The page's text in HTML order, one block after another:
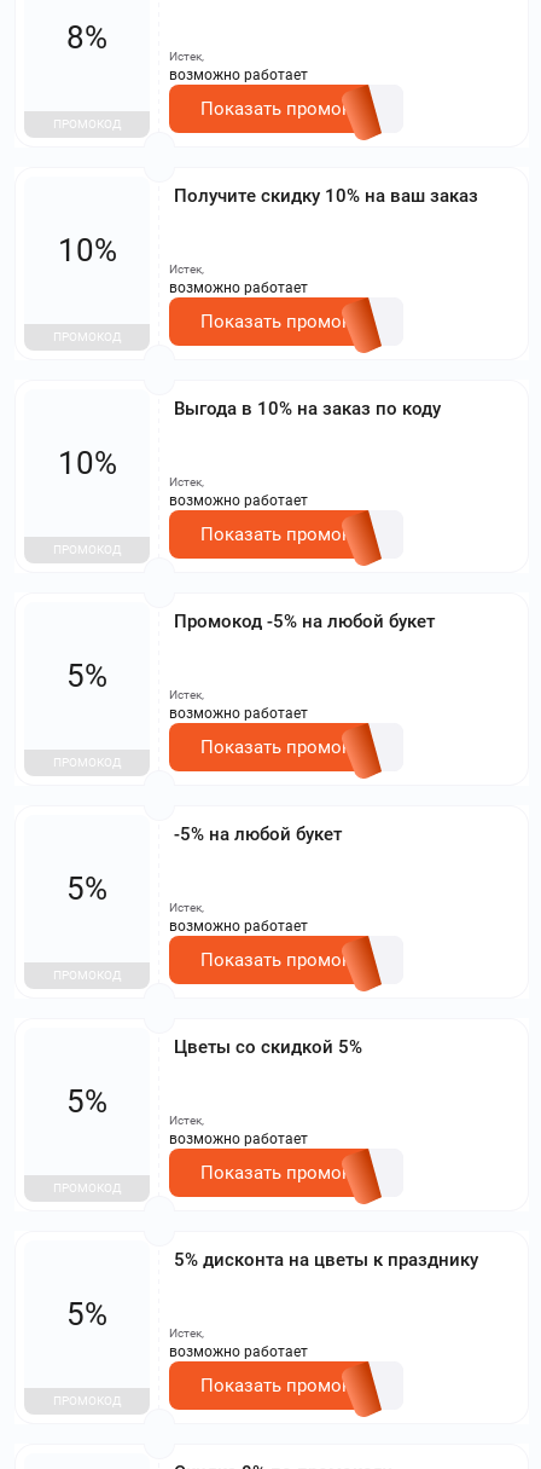
8%
ПРОМОКОД
Истек,
возможно работает
Показать промокод
Получите скидку 10% на ваш заказ
10%
ПРОМОКОД
Истек,
возможно работает
Показать промокод
Выгода в 10% на заказ по коду
10%
ПРОМОКОД
Истек,
возможно работает
Показать промокод
Промокод -5% на любой букет
5%
ПРОМОКОД
Истек,
возможно работает
Показать промокод
-5% на любой букет
5%
ПРОМОКОД
Истек,
возможно работает
Показать промокод
Цветы со скидкой 5%
5%
ПРОМОКОД
Истек,
возможно работает
Показать промокод
5% дисконта на цветы к празднику
5%
ПРОМОКОД
Истек,
возможно работает
Показать промокод